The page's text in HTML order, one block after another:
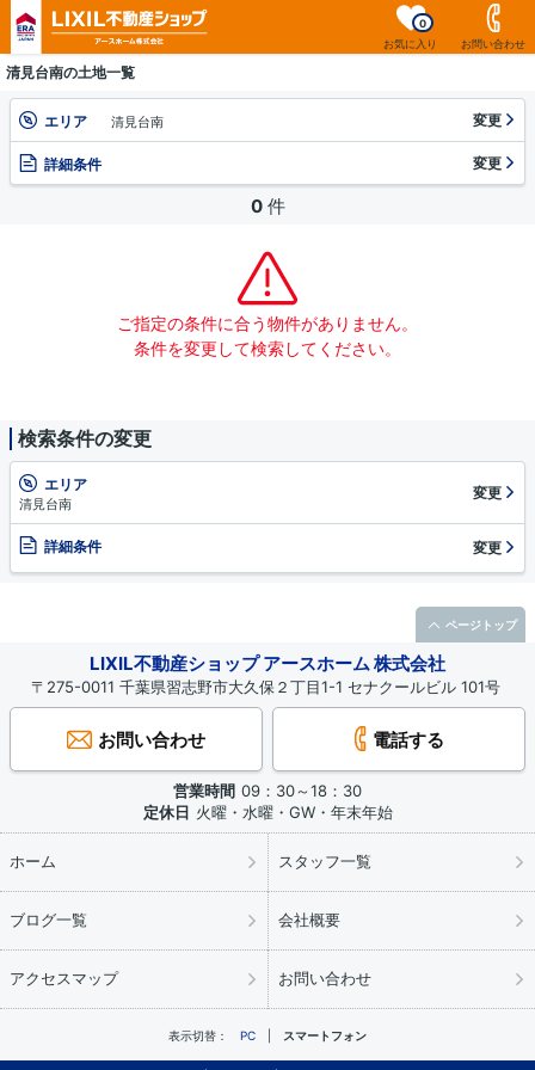
お気に入り
0
お問い合わせ
清見台南の土地一覧
エリア 清見台南 変更
詳細条件 変更
0 件
ご指定の条件に合う物件がありません。
条件を変更して検索してください。
検索条件の変更
エリア
清見台南
変更
詳細条件 変更
LIXIL不動産ショップ アースホーム 株式会社
〒275-0011 千葉県習志野市大久保２丁目1-1 セナクールビル 101号
お問い合わせ 電話する
営業時間 09：30～18：30
定休日 火曜・水曜・GW・年末年始
ホーム スタッフ一覧
ブログ一覧 会社概要
アクセスマップ お問い合わせ
表示切替： PC スマートフォン
ページトップ